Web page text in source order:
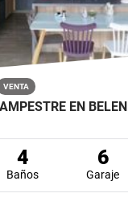
VENTA
EN BELEN
4
Baños
6
Garaje